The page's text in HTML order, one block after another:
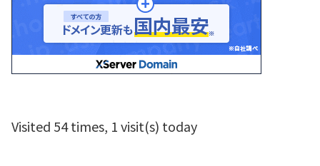
Visited 54 times, 1 visit(s) today